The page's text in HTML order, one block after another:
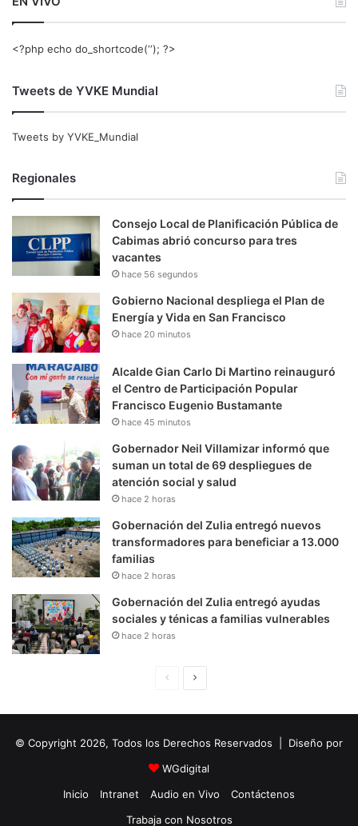
<?php echo do_shortcode(‘‘); ?>
Tweets de YVKE Mundial
Tweets by YVKE_Mundial
Regionales
Consejo Local de Planificación Pública de
Cabimas abrió concurso para tres
vacantes
hace 56 segundos
Gobierno Nacional despliega el Plan de
Energía y Vida en San Francisco
hace 20 minutos
Alcalde Gian Carlo Di Martino reinauguró
el Centro de Participación Popular
Francisco Eugenio Bustamante
hace 45 minutos
Gobernador Neil Villamizar informó que
suman un total de 69 despliegues de
atención social y salud
hace 2 horas
Gobernación del Zulia entregó nuevos
transformadores para beneficiar a 13.000
familias
hace 2 horas
Gobernación del Zulia entregó ayudas
sociales y ténicas a familias vulnerables
hace 2 horas
i
n
a
u
i
e
© Copyright 2026, Todos los Derechos Reservados | Diseño por
WGdigital
Inicio
Intranet Audio en Vivo
Contáctenos
Trabaja con Nosotros